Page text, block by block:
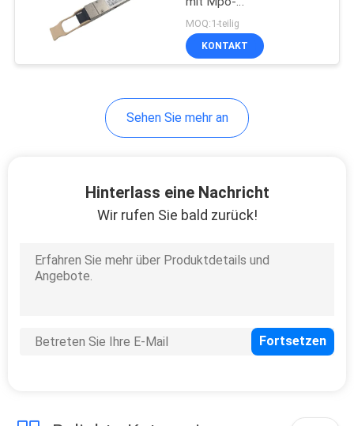
Verbindungsstück
MOQ:1-teilig
KONTAKT
Sehen Sie mehr an
Hinterlass eine Nachricht
Wir rufen Sie bald zurück!